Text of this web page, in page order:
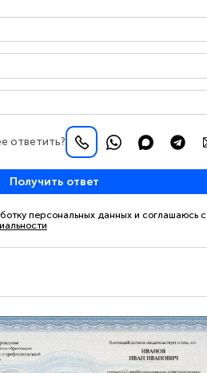
ответить?
Получить ответ
персональных данных и соглашаюсь с